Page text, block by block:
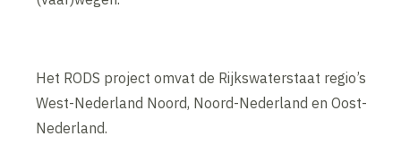
Het RODS project omvat de Rijkswaterstaat regio’s
West-Nederland Noord, Noord-Nederland en Oost-
Nederland.